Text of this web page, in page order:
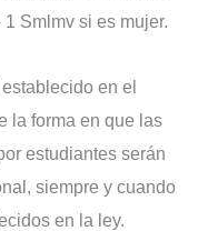
Smlmv si es mujer.
en el
la forma en que las
estudiantes serán
siempre y cuando
en la ley.